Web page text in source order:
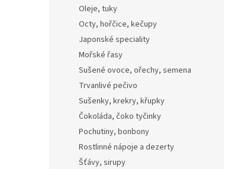
Oleje, tuky
Octy, hořčice, kečupy
Japonské speciality
Mořské řasy
Sušené ovoce, ořechy, semena
Trvanlivé pečivo
Sušenky, krekry, křupky
Čokoláda, čoko tyčinky
Pochutiny, bonbony
Rostlinné nápoje a dezerty
Šťávy, sirupy